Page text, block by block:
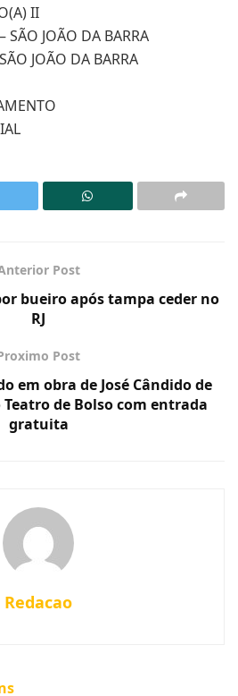
II
SÃO JOÃO DA BARRA
JOÃO DA BARRA
Post
bueiro após tampa ceder no
RJ
Post
em obra de José Cândido de
de Bolso com entrada
gratuita
Redacao